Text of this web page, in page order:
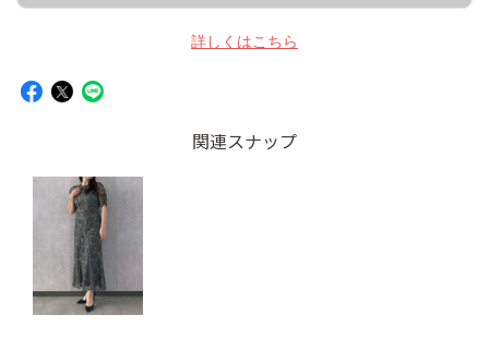
詳しくはこちら
関連スナップ